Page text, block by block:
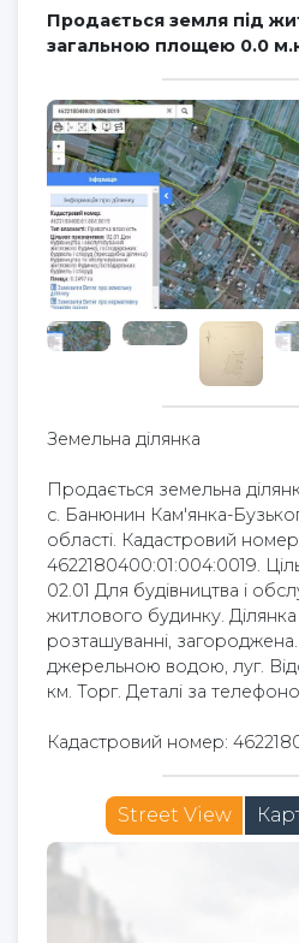
Продається земля під
загальною площею 0.0
Земельна ділянка
Продається земельна
с. Банюнин Кам'янка-
області. Кадастровий номер
4622180400:01:004:0019.
02.01 Для будівництва і
житлового будинку.
розташуванні,
джерельною водою, луг.
км. Торг. Деталі за
Кадастровий номер:
Street View